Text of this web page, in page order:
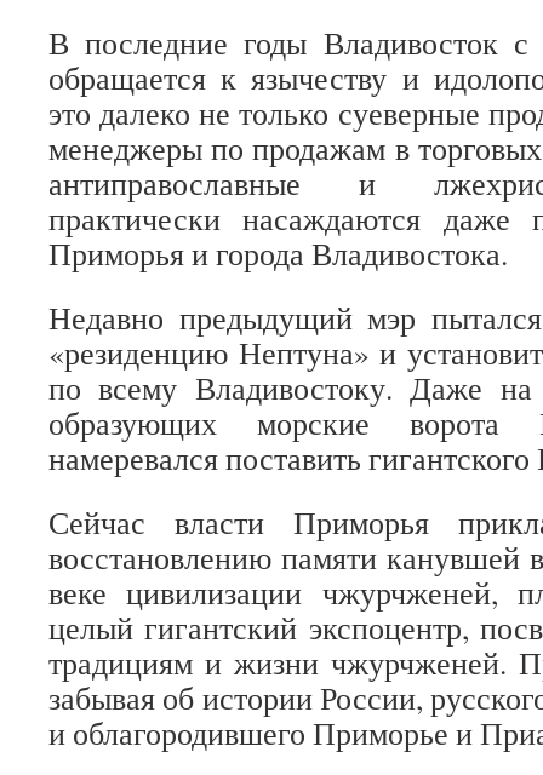
В последние годы Владивосток с
обращается к язычеству и
это далеко не только суеверные
менеджеры по продажам в
антиправославные и
практически насаждаются даже
Приморья и города Владивостока.
Недавно предыдущий мэр
«резиденцию Нептуна» и
по всему Владивостоку. Даже на
образующих морские ворота
намеревался поставить
Сейчас власти Приморья
восстановлению памяти канувшей
веке цивилизации чжурчженей,
целый гигантский экспоцентр,
традициям и жизни чжурчженей.
забывая об истории России,
и облагородившего Приморье и